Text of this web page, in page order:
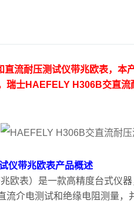
流耐压测试仪带兆欧表，本
瑞士HAEFELY H306B交直流
仪带兆欧表产品概述
欧表）是一款高精度台式仪
流介电测试和绝缘电阻测量